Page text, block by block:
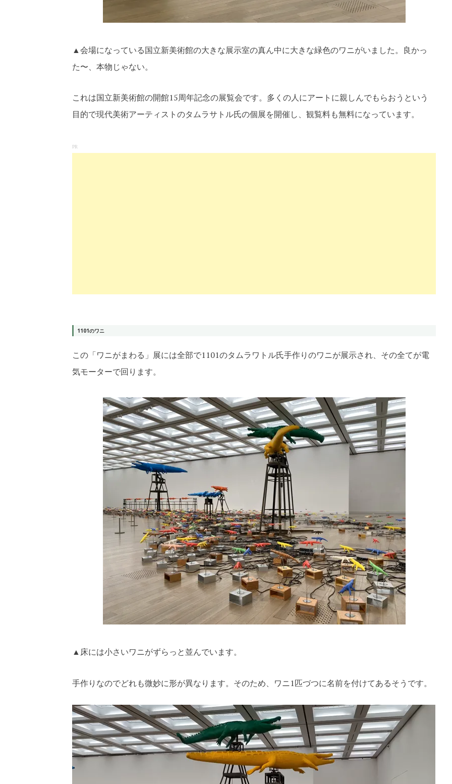
▲会場になっている国立新美術館の大きな展示室の真ん中に大きな緑色のワニがいました。良かっ
た〜、本物じゃない。
これは国立新美術館の開館15周年記念の展覧会です。多くの人にアートに親しんでもらおうという
目的で現代美術アーティストのタムラサトル氏の個展を開催し、観覧料も無料になっています。
PR
1101のワニ
この「ワニがまわる」展には全部で1101のタムラワトル氏手作りのワニが展示され、その全てが電
気モーターで回ります。
▲床には小さいワニがずらっと並んでいます。
手作りなのでどれも微妙に形が異なります。そのため、ワニ1匹づつに名前を付けてあるそうです。
動
画
プ
レ